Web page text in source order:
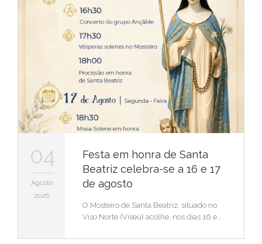
04
Agosto
2026
Festa em honra de Santa
Beatriz celebra-se a 16 e 17
de agosto
O Mosteiro de Santa Beatriz, situado no
Viso Norte (Viseu) acolhe, nos dias 16 e…